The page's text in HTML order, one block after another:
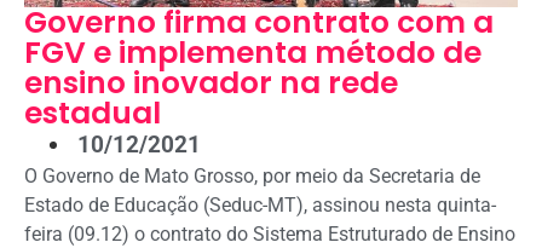
Governo firma contrato com a
FGV e implementa método de
ensino inovador na rede
estadual
10/12/2021
O Governo de Mato Grosso, por meio da Secretaria de
Estado de Educação (Seduc-MT), assinou nesta quinta-
feira (09.12) o contrato do Sistema Estruturado de Ensino